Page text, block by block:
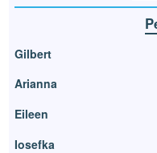
Gilbert
Arianna
Eileen
Iosefka